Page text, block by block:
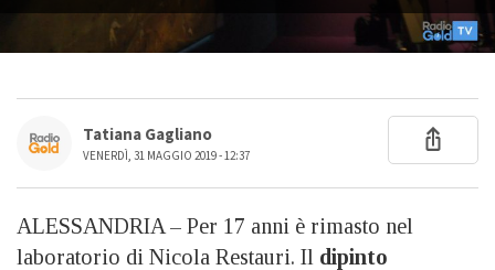
Tatiana Gagliano
VENERDÌ, 31 MAGGIO 2019 - 12:37
ALESSANDRIA – Per 17 anni è rimasto nel
laboratorio di Nicola Restauri. Il dipinto